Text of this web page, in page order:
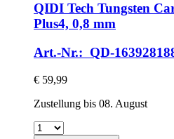
QIDI Tech Tungsten
Plus4, 0,8 mm
Art.-Nr.: QD-
€ 59,99
Zustellung bis 08. August